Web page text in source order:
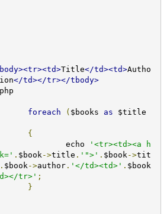
Title</td><td>Autho
</td></tr></tbody>
php
foreach ( $books as
{
				echo
'<tr><td><a h
. $book->title . '">' . $book->tit
. $book->author. '</td><td>' . $book
tr>' ;
}